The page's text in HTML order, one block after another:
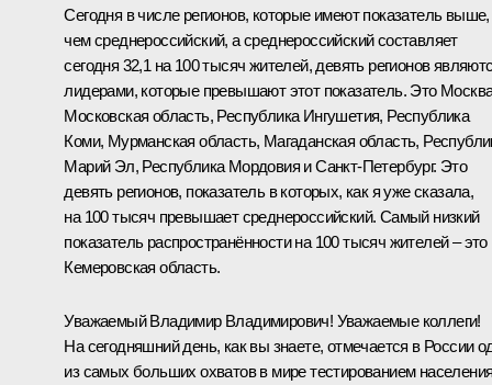
Сегодня в числе регионов, которые имеют показатель выше,
чем среднероссийский, а среднероссийский составляет
сегодня 32,1 на 100 тысяч жителей, девять регионов
лидерами, которые превышают этот показатель. Это
Московская область, Республика Ингушетия, Республика
Коми, Мурманская область, Магаданская область,
Марий Эл, Республика Мордовия и Санкт-Петербург. Это
девять регионов, показатель в которых, как я уже сказала,
на 100 тысяч превышает среднероссийский. Самый низкий
показатель распространённости на 100 тысяч жителей – это
Кемеровская область.
Уважаемый Владимир Владимирович! Уважаемые коллеги!
На сегодняшний день, как вы знаете, отмечается в России
из самых больших охватов в мире тестированием